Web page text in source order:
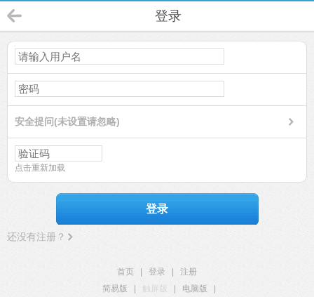
登录
安全提问(未设置请忽略)
点击重新加载
登录
还没有注册？
首页 登录
注册
简易版
触屏版 电脑版